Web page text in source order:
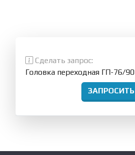
Сделать запрос:
Головка переходная ГП-76/90
ЗАПРОСИТЬ